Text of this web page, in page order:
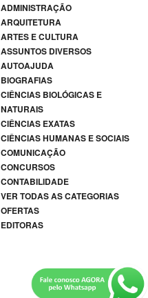
ADMINISTRAÇÃO
ARQUITETURA
ARTES E CULTURA
ASSUNTOS DIVERSOS
AUTOAJUDA
BIOGRAFIAS
CIÊNCIAS BIOLÓGICAS E
NATURAIS
CIÊNCIAS EXATAS
CIÊNCIAS HUMANAS E SOCIAIS
COMUNICAÇÃO
CONCURSOS
CONTABILIDADE
VER TODAS AS CATEGORIAS
OFERTAS
EDITORAS